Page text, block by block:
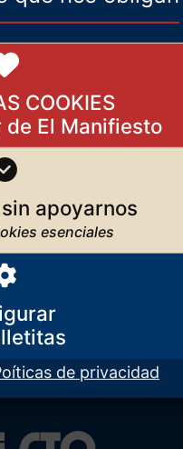
COOKIES
apoyarnos
de privacidad